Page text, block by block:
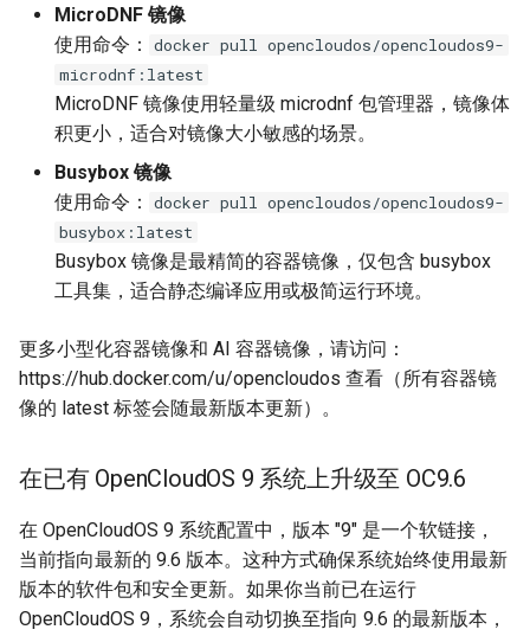
java-17-konajdk 17.0.17
java-21-konajdk（EPOL 仓
库）
mariadb 10.11.15
mysql 8.0.45
6. Web 服务与框架
tomcat 9.0.117
python-django 5.2.11
MicroDNF 镜像
使用命令：
docker pull opencloudos/opencloudos9-
microdnf:latest
MicroDNF 镜像使用轻量级 microdnf 包管理器，镜像体
积更小，适合对镜像大小敏感的场景。
Busybox 镜像
使用命令：
docker pull opencloudos/opencloudos9-
busybox:latest
Busybox 镜像是最精简的容器镜像，仅包含 busybox
工具集，适合静态编译应用或极简运行环境。
更多小型化容器镜像和 AI 容器镜像，请访问：
https://hub.docker.com/u/opencloudos 查看（所有容器镜
像的 latest 标签会随最新版本更新）。
在已有 OpenCloudOS 9 系统上升级至 OC9.6
在 OpenCloudOS 9 系统配置中，版本 "9" 是一个软链接，
当前指向最新的 9.6 版本。这种方式确保系统始终使用最新
版本的软件包和安全更新。如果你当前已在运行
OpenCloudOS 9，系统会自动切换至指向 9.6 的最新版本，